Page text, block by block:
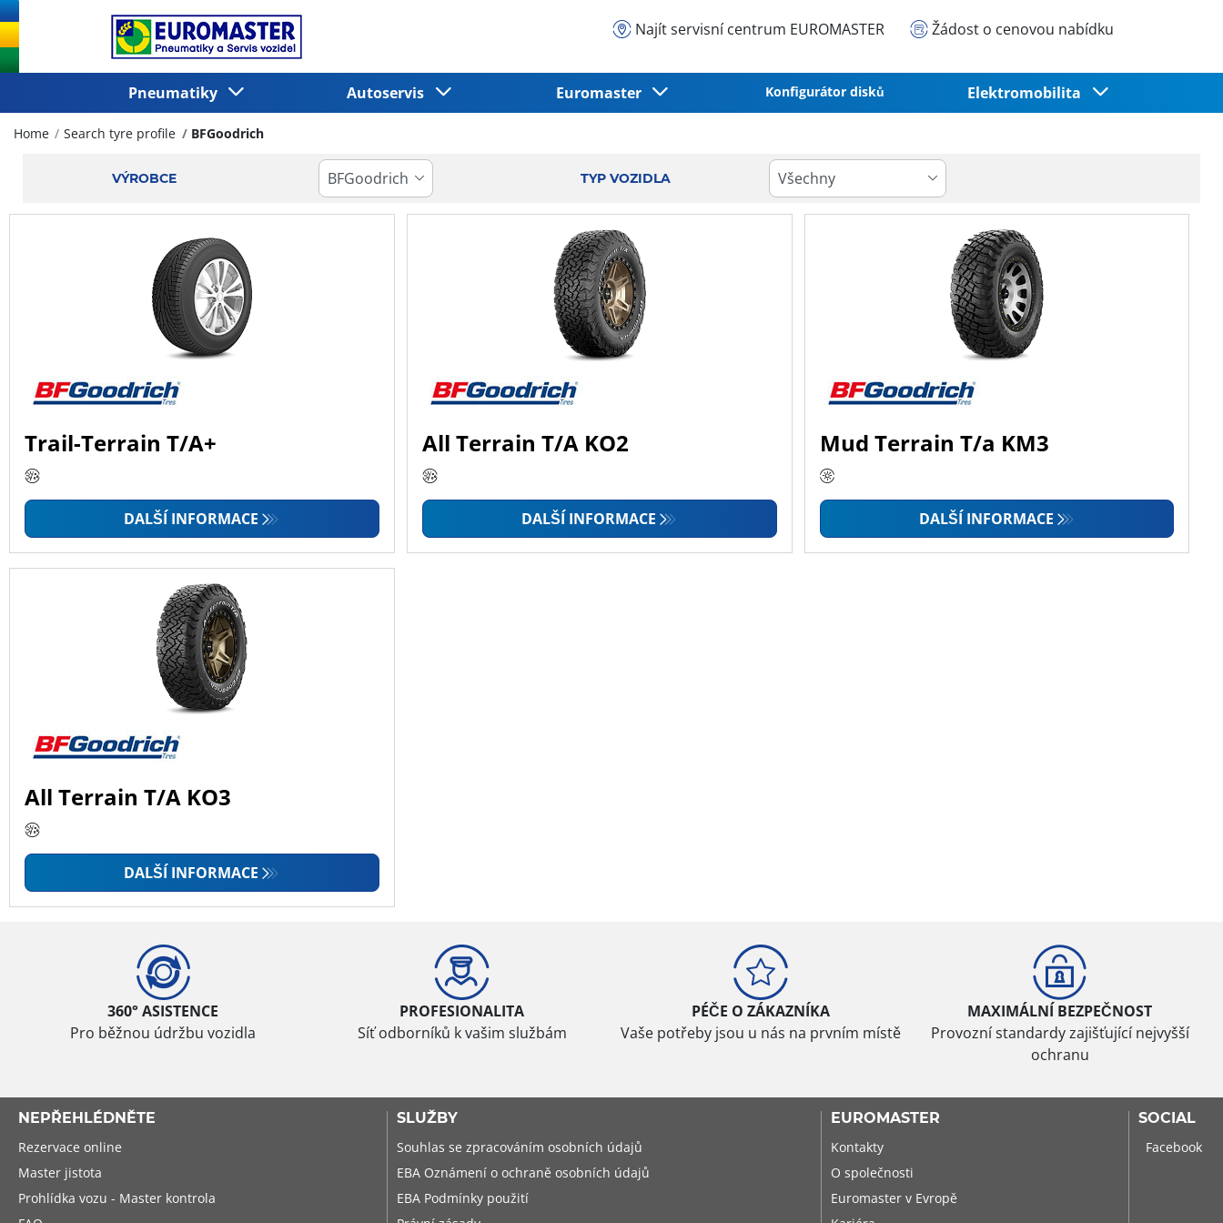
Najít servisní centrum EUROMASTER Žádost o cenovou nabídku
Pneumatiky Autoservis Euromaster Konfigurátor disků Elektromobilita
Home Search tyre profile BFGoodrich
VÝROBCE TYP VOZIDLA
Trail-Terrain T/A+
DALŠÍ INFORMACE
All Terrain T/A KO2
DALŠÍ INFORMACE
Mud Terrain T/a KM3
DALŠÍ INFORMACE
All Terrain T/A KO3
DALŠÍ INFORMACE
360° ASISTENCE
Pro běžnou údržbu vozidla
PROFESIONALITA
Síť odborníků k vašim službám
PÉČE O ZÁKAZNÍKA
Vaše potřeby jsou u nás na prvním místě
MAXIMÁLNÍ BEZPEČNOST
Provozní standardy zajišťující nejvyšší
ochranu
NEPŘEHLÉDNĚTE
Rezervace online
Master jistota
Prohlídka vozu - Master kontrola
SLUŽBY
Souhlas se zpracováním osobních údajů
EBA Oznámení o ochraně osobních údajů
EBA Podmínky použití
EUROMASTER
Kontakty
O společnosti
Euromaster v Evropě
SOCIAL
Facebook